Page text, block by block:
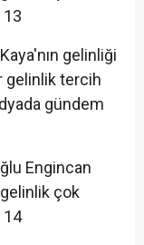
gelinliği
gelinlik tercih
gündem